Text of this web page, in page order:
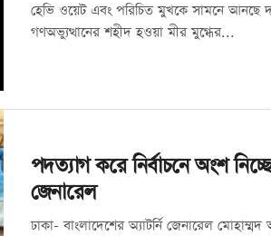
হেভি ওয়েট এবং পরিচিত মুখকে সামনে আনছে
গণঅভ্যুত্থানের শহীদ হওয়া মীর মুগ্ধের...
পদত্যাগ করে নির্বাচনে অংশ
জেনারেল
ঢাকা- বাংলাদেশের অ্যাটর্নি জেনারেল